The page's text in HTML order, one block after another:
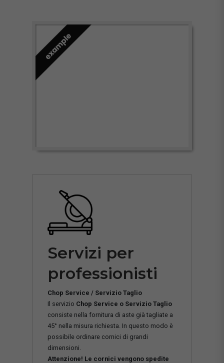
Servizi per
professionisti
Chop Service / Servizio Taglio
Il servizio Chop Service o Servizio Taglio
consiste nella fornitura di aste già tagliate a
45° nella misura richiesta. In questo modo è
possibile ordinare cornici di grandi
dimensioni.
Attenzione! Le cornici vengono spedite